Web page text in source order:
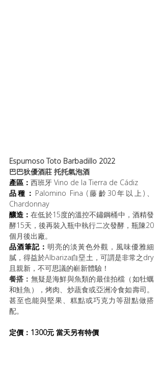
Espumoso Toto Barbadillo 2022
巴巴狄優酒莊 托托氣泡酒
產區： 西班牙 Vino de la Tierra de Cádiz
品種： Palomino Fina (藤齡30年以上)、
Chardonnay
釀造：在低於15度的溫控不鏽鋼桶中，酒精發
酵15天，後再裝入瓶中執行二次發酵，瓶陳20
個月後出廠。
品酒筆記： 明亮的淡黃色外觀，風味優雅細
膩，得益於Albariza白堊土，可謂是非常之dry
且親新，不可思議的嶄新體驗！
餐搭： 無疑是海鮮與魚類的最佳拍檔（如牡蠣
和鮭魚），烤肉、炒蔬食或亞洲冷食如壽司。
甚至也能與堅果、糕點或巧克力等甜點做搭
配。
定價：1300元 當天另有特價